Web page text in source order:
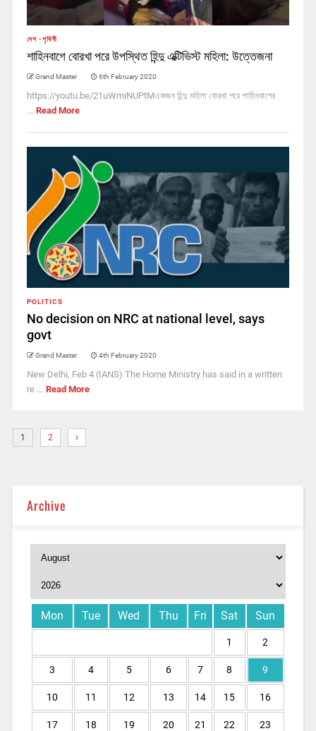
দেশ -পৃথিবী
শাহিনবাগে বোরখা পরে উপস্থিত হিন্দু এক্টিভিস্ট মহিলা: উত্তেজনা
Grand Master 6th February 2020
https://youtu.be/21uWmiNUPtMএকজন হিন্দু মহিলা বোরখা পরে শাহিনবাগের
... Read More
POLITICS
No decision on NRC at national level, says
govt
Grand Master 4th February 2020
New Delhi, Feb 4 (IANS) The Home Ministry has said in a written
re ... Read More
1 2
Archive
Mon Tue Wed Thu Fri Sat Sun
1 2
3 4 5 6 7 8 9
10 11 12 13 14 15 16
17 18 19 20 21 22 23